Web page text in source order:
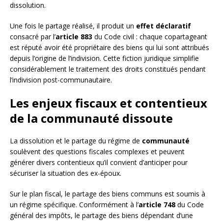
dissolution.
Une fois le partage réalisé, il produit un effet déclaratif
consacré par l’article 883 du Code civil : chaque copartageant
est réputé avoir été propriétaire des biens qui lui sont attribués
depuis l’origine de l’indivision. Cette fiction juridique simplifie
considérablement le traitement des droits constitués pendant
l’indivision post-communautaire.
Les enjeux fiscaux et contentieux
de la communauté dissoute
La dissolution et le partage du régime de communauté
soulèvent des questions fiscales complexes et peuvent
générer divers contentieux qu’il convient d’anticiper pour
sécuriser la situation des ex-époux.
Sur le plan fiscal, le partage des biens communs est soumis à
un régime spécifique. Conformément à l’article 748 du Code
général des impôts, le partage des biens dépendant d’une